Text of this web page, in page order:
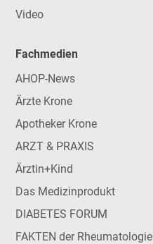
Video
Fachmedien
AHOP-News
Ärzte Krone
Apotheker Krone
ARZT & PRAXIS
Ärztin+Kind
Das Medizinprodukt
DIABETES FORUM
FAKTEN der Rheumatologie